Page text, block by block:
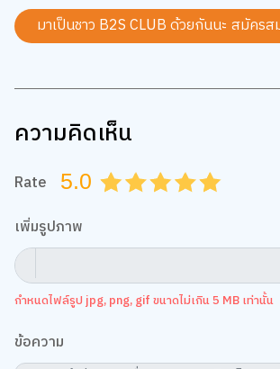
มาเป็นชาว B2S CLUB ด้วยกันนะ สมัครส
ความคิดเห็น
Rate 5.0 4.5
4.0
3.5
3.0
2.5
2.0
1.5
1.0
0.5
เพิ่มรูปภาพ
กำหนดไฟล์รูป jpg, png, gif ขนาดไม่เกิน 5 MB เท่านั้น
ข้อความ